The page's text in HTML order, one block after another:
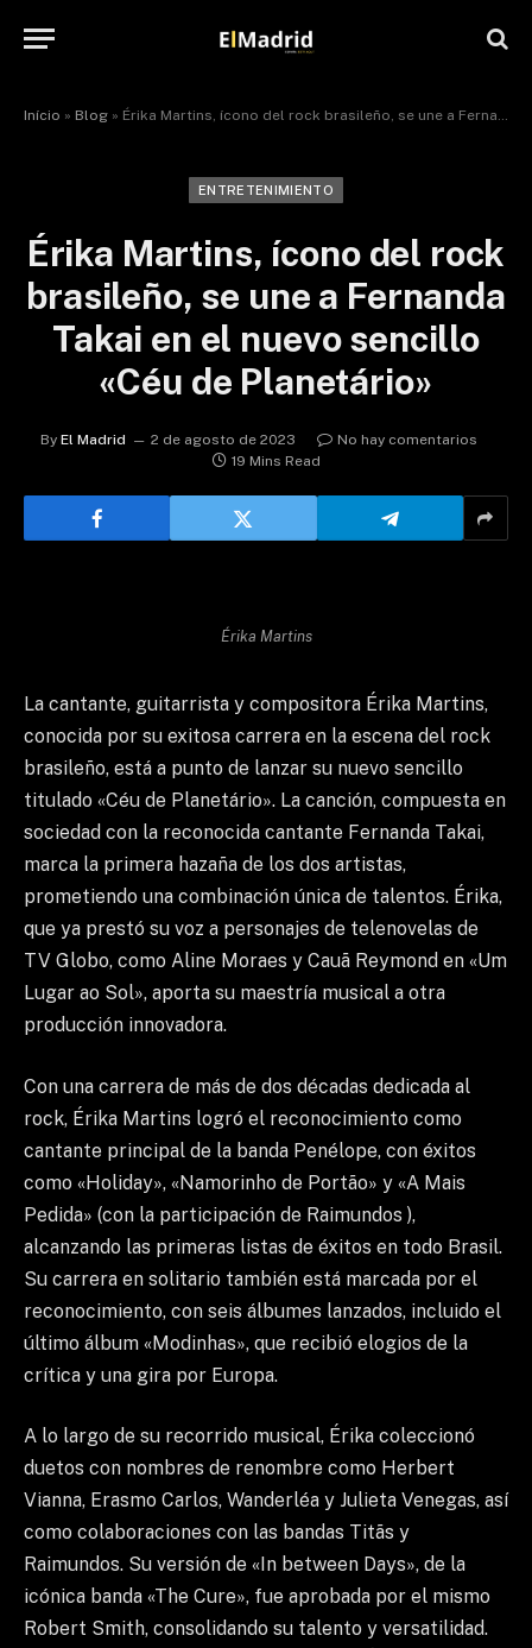
Início » Blog » Érika Martins, ícono del rock brasileño, se une a Fernanda Takai en el nuevo sencillo «Céu de Planetário»
ENTRETENIMIENTO
Érika Martins, ícono del rock
brasileño, se une a Fernanda
Takai en el nuevo sencillo
«Céu de Planetário»
By El Madrid 2 de agosto de 2023
No hay comentarios
19 Mins Read
Érika Martins
La cantante, guitarrista y compositora Érika Martins,
conocida por su exitosa carrera en la escena del rock
brasileño, está a punto de lanzar su nuevo sencillo
titulado «Céu de Planetário». La canción, compuesta en
sociedad con la reconocida cantante Fernanda Takai,
marca la primera hazaña de los dos artistas,
prometiendo una combinación única de talentos. Érika,
que ya prestó su voz a personajes de telenovelas de
TV Globo, como Aline Moraes y Cauã Reymond en «Um
Lugar ao Sol», aporta su maestría musical a otra
producción innovadora.
Con una carrera de más de dos décadas dedicada al
rock, Érika Martins logró el reconocimiento como
cantante principal de la banda Penélope, con éxitos
como «Holiday», «Namorinho de Portão» y «A Mais
Pedida» (con la participación de Raimundos ),
alcanzando las primeras listas de éxitos en todo Brasil.
Su carrera en solitario también está marcada por el
reconocimiento, con seis álbumes lanzados, incluido el
último álbum «Modinhas», que recibió elogios de la
crítica y una gira por Europa.
A lo largo de su recorrido musical, Érika coleccionó
duetos con nombres de renombre como Herbert
Vianna, Erasmo Carlos, Wanderléa y Julieta Venegas, así
como colaboraciones con las bandas Titãs y
Raimundos. Su versión de «In between Days», de la
icónica banda «The Cure», fue aprobada por el mismo
Robert Smith, consolidando su talento y versatilidad.